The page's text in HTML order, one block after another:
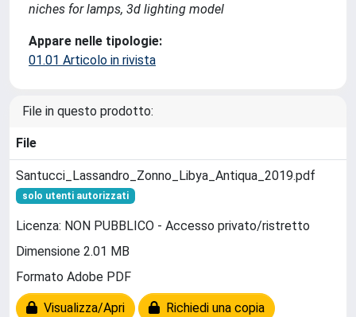
niches for lamps, 3d lighting model
Appare nelle tipologie:
01.01 Articolo in rivista
File in questo prodotto:
File
Santucci_Lassandro_Zonno_Libya_Antiqua_2019.pdf
solo utenti autorizzati
Licenza: NON PUBBLICO - Accesso privato/ristretto
Dimensione 2.01 MB
Formato Adobe PDF
Visualizza/Apri Richiedi una copia